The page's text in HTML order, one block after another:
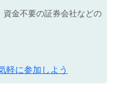
資金不要の証券会社などの
軽に参加しよう